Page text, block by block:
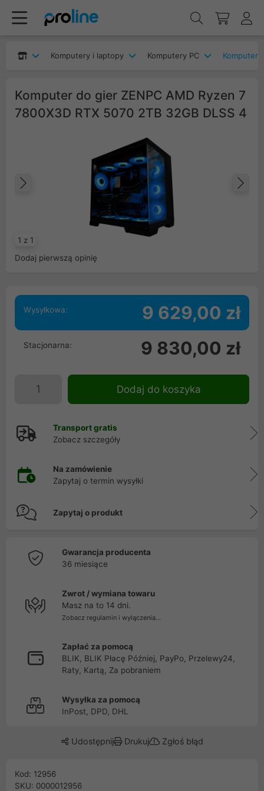
Komputery i laptopy Komputery PC
Komputer do gier ZENPC AMD Ryzen 7
7800X3D RTX 5070 2TB 32GB DLSS 4
1 z 1
Poprzedni
Dodaj pierwszą opinię
Wysyłkowa: 9 629,00 zł
Stacjonarna: 9 830,00 zł
Dodaj do koszyka
Transport gratis
Zobacz szczegóły
Na zamówienie
Zapytaj o termin wysyłki
Zapytaj o produkt
Gwarancja producenta
36 miesiące
Zwrot / wymiana towaru
Masz na to 14 dni.
Zobacz regulamin i wyłączenia...
Zapłać za pomocą
BLIK, BLIK Płacę Później, PayPo, Przelewy24,
Raty, Kartą, Za pobraniem
Wysyłka za pomocą
InPost, DPD, DHL
Udostępnij Drukuj Zgłoś błąd
Kod: 12956
SKU: 0000012956